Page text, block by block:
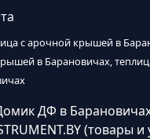
с арочной крышей в
в Барановичах,
ДФ в
(товары и